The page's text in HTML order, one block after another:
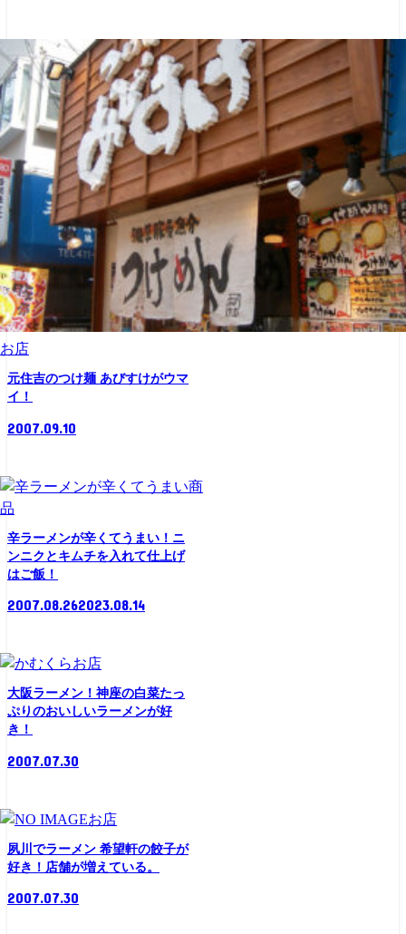
お店
元住吉のつけ麺 あびすけがウマ
イ！
2007.09.10
商
品
辛ラーメンが辛くてうまい！ニ
ンニクとキムチを入れて仕上げ
はご飯！
2007.08.262023.08.14
お店
大阪ラーメン！神座の白菜たっ
ぷりのおいしいラーメンが好
き！
2007.07.30
お店
夙川でラーメン 希望軒の餃子が
好き！店舗が増えている。
2007.07.30